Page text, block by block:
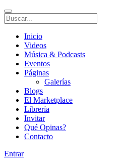
Inicio
Videos
Música & Podcasts
Eventos
Páginas
Galerías
Blogs
El Marketplace
Librería
Invitar
Qué Opinas?
Contacto
Entrar